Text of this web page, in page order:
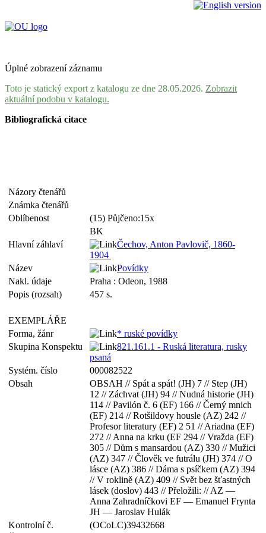
Úplné zobrazení záznamu
Toto je statický export z katalogu ze dne 28.05.2026. Zobrazit
aktuální podobu v katalogu.
Bibliografická citace
Názory čtenářů
Známka čtenářů
Oblíbenost
(15) Půjčeno:15x
BK
Hlavní záhlaví
Čechov, Anton Pavlovič, 1860-
1904
Název
Povídky
Nakl. údaje
Praha : Odeon, 1988
Popis (rozsah)
457 s.
EXEMPLÁŘE
Forma, žánr
* ruské povídky
Skupina Konspektu
821.161.1 - Ruská literatura, rusky
psaná
Systém. číslo
000082522
Obsah
OBSAH // Spát a spát! (JH) 7 // Step (JH)
12 // Záchvat (JH) 94 // Nudná historie (JH)
114 // Pavilón č. 6 (EF) 166 // Černý mnich
(EF) 214 // Rotšildovy housle (AZ) 242 //
Profesor literatury (EF) 2 51 // Ariadna (EF)
272 // Anna na krku (EF 294 // Vražda (EF)
305 // Dům s mansardou (AZ) 330 // Mužici
(AZ) 347 // Člověk ve futrálu (JH) 374 // O
lásce (AZ) 386 // Dáma s psíčkem (AZ) 394
// V roklině (AZ) 409 // Svět bez šťastných
lásek (doslov) 443 // Přeložili: // AZ —
Anna Zahradníčkovi EF — Emanuel Frynta
JH — Jaroslav Hulák
Kontrolní č.
(OCoLC)39432668